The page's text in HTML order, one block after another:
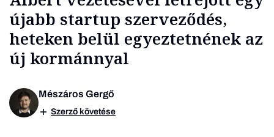
újabb startup szerveződés,
heteken belül egyeztetnének az
új kormánnyal
Mészáros Gergő
Szerző követése